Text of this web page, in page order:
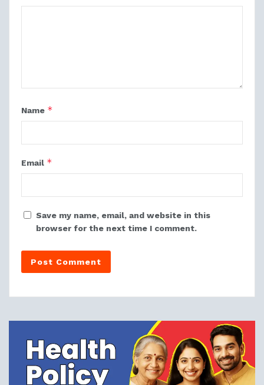
Name *
Email *
Save my name, email, and website in this
browser for the next time I comment.